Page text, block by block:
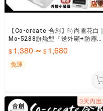
【Co-create 合創】時尚雪花白｜
Mo-5288旗艦型『送外顯+防塵套
+保固一年』驗鈔機/點鈔機/數鈔
機/點驗鈔機
1,380 ~ 1,680
免運